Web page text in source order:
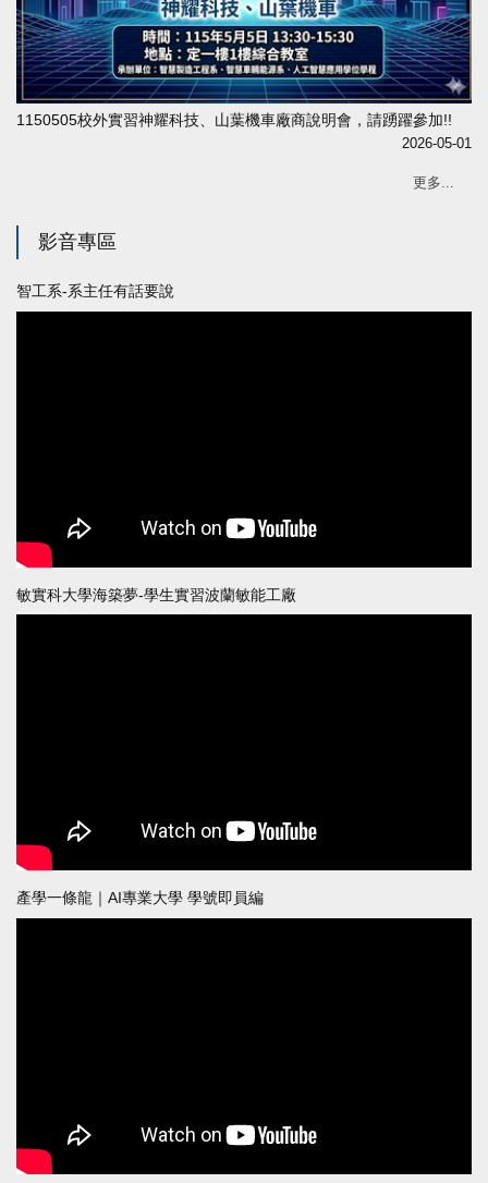
1150505校外實習神耀科技、山葉機車廠商說明會，請踴躍參加!!
2026-05-01
更多...
影音專區
智工系-系主任有話要說
敏實科大學海築夢-學生實習波蘭敏能工廠
產學一條龍｜AI專業大學 學號即員編